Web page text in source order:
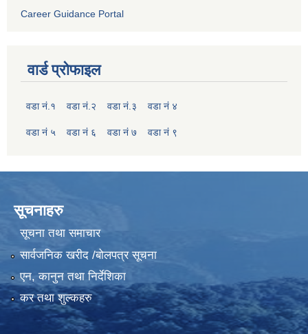
Career Guidance Portal
वार्ड प्रोफाइल
वडा नं.१ वडा नं.२ वडा नं.३ वडा नं ४
वडा नं ५ वडा नं ६ वडा नं ७ वडा नं ९
सूचनाहरु
सूचना तथा समाचार
सार्वजनिक खरीद /बोलपत्र सूचना
एन, कानुन तथा निर्देशिका
कर तथा शुल्कहरु